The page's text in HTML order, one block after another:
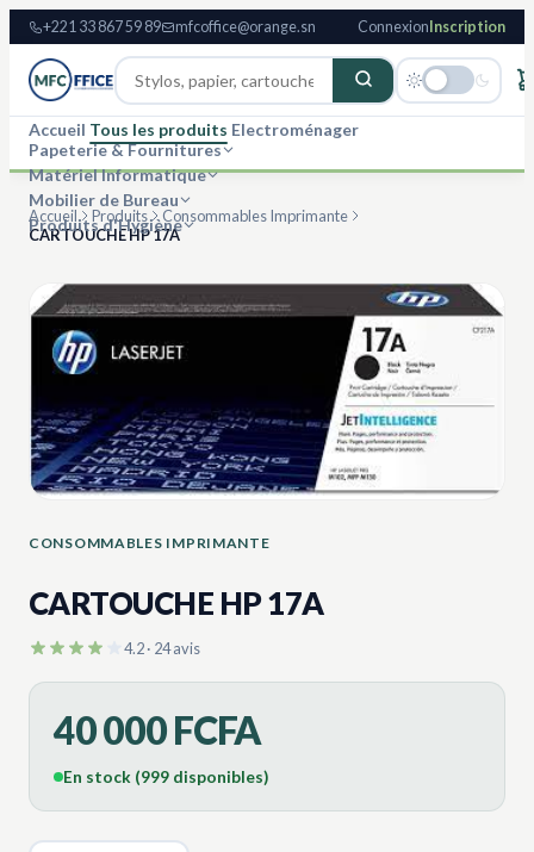
+221 33 867 59 89 mfcoffice@orange.sn Connexion Inscription
Accueil Tous les produits Electroménager
Papeterie & Fournitures
Matériel Informatique
Mobilier de Bureau
Produits d'Hygiène
Accueil Produits
Consommables Imprimante
CARTOUCHE HP 17A
CONSOMMABLES IMPRIMANTE
CARTOUCHE HP 17A
4.2 · 24 avis
40 000 FCFA
En stock (999 disponibles)